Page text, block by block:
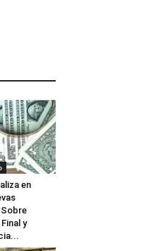
en
y